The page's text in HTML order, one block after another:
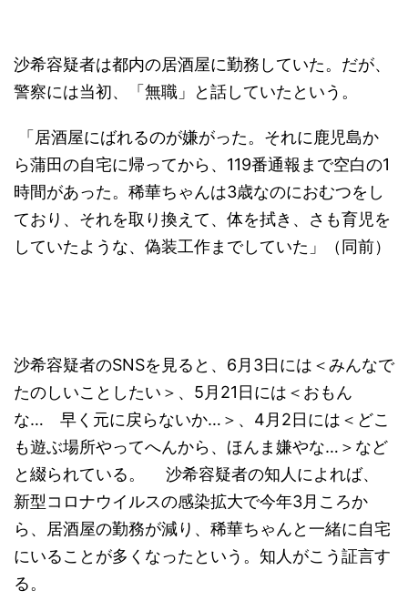
沙希容疑者は都内の居酒屋に勤務していた。だが、
警察には当初、「無職」と話していたという。
「居酒屋にばれるのが嫌がった。それに鹿児島か
ら蒲田の自宅に帰ってから、119番通報まで空白の1
時間があった。稀華ちゃんは3歳なのにおむつをし
ており、それを取り換えて、体を拭き、さも育児を
していたような、偽装工作までしていた」（同前）
沙希容疑者のSNSを見ると、6月3日には＜みんなで
たのしいことしたい＞、5月21日には＜おもん
な… 早く元に戻らないか…＞、4月2日には＜どこ
も遊ぶ場所やってへんから、ほんま嫌やな…＞など
と綴られている。 沙希容疑者の知人によれば、
新型コロナウイルスの感染拡大で今年3月ころか
ら、居酒屋の勤務が減り、稀華ちゃんと一緒に自宅
にいることが多くなったという。知人がこう証言す
る。